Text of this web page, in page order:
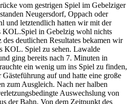
vom gestrigen Spiel im Gebelziger
Neugersdorf, Oppach oder
und letztendlich hatten wir mit der
KOL.Spiel in Gebelzig wohl nichts
des deutlichen Resultates bekamen wir
KOL. Spiel zu sehen. Lawalde
ging bereits nach 7. Minuten in
ein wenig um ins Spiel zu finden,
Gästeführung auf und hatte eine große
zum Ausgleich. Nach ner halben
Auswechslung von
der Bahn. Von dem Zeitpunkt des